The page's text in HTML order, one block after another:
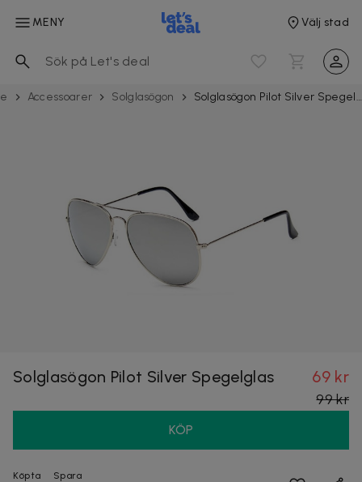
MENY Välj stad
Acces­soarer Solglasögon Solglasögon Pilot Silver Spegelglas
Solglasögon Pilot Silver Spegelglas 69 kr
99 kr
KÖP
Köpta Spara